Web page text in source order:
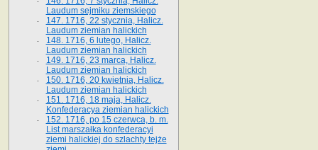
Laudum sejmiku ziemskiego
147. 1716, 22 stycznia, Halicz.
Laudum ziemian halickich
148. 1716, 6 lutego, Halicz.
Laudum ziemian halickich
149. 1716, 23 marca, Halicz.
Laudum ziemian halickich
150. 1716, 20 kwietnia, Halicz.
Laudum ziemian halickich
151. 1716, 18 maja, Halicz.
Konfederacya ziemian halickich
152. 1716, po 15 czerwca, b. m.
List marszałka konfederacyi
ziemi halickiej do szlachty tejże